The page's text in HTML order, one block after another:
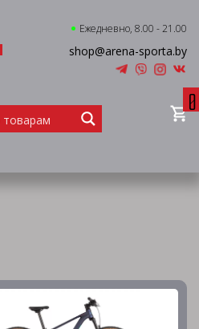
Ежедневно, 8.00 - 21.00
shop@arena-sporta.by
0